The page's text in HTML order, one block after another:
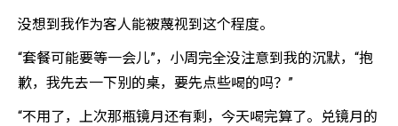
没想到我作为客人能被蔑视到这个程度。
“套餐可能要等一会儿”，小周完全没注意到我的沉默，“抱
歉，我先去一下别的桌，要先点些喝的吗？”
“不用了，上次那瓶镜月还有剩，今天喝完算了。兑镜月的